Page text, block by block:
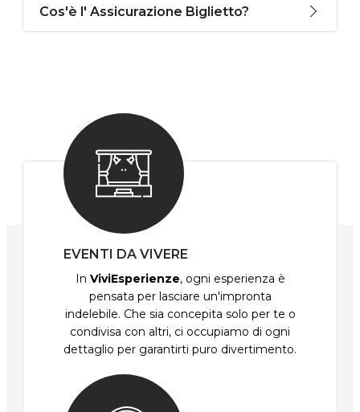
Cos'è l' Assicurazione Biglietto?
EVENTI DA VIVERE
In ViviEsperienze, ogni esperienza è
pensata per lasciare un'impronta
indelebile. Che sia concepita solo per te o
condivisa con altri, ci occupiamo di ogni
dettaglio per garantirti puro divertimento.